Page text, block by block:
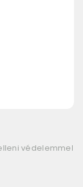
védelemmel